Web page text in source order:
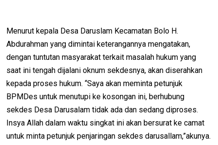
Menurut kepala Desa Daruslam Kecamatan Bolo H.
Abdurahman yang dimintai keterangannya mengatakan,
dengan tuntutan masyarakat terkait masalah hukum yang
saat ini tengah dijalani oknum sekdesnya, akan diserahkan
kepada proses hukum. “Saya akan meminta petunjuk
BPMDes untuk menutupi ke kosongan ini, berhubung
sekdes Desa Darusalam tidak ada dan sedang diproses.
Insya Allah dalam waktu singkat ini akan bersurat ke camat
untuk minta petunjuk penjaringan sekdes darusallam,”akunya.